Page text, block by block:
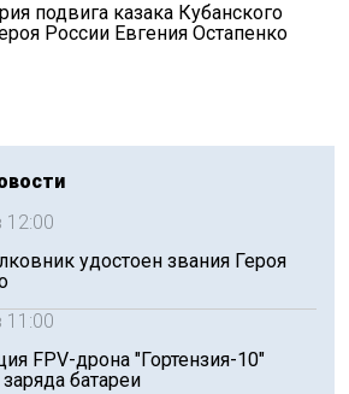
подвига казака Кубанского
России Евгения Остапенко
12:00
удостоен звания Героя
11:00
FPV-дрона "Гортензия-10"
батареи